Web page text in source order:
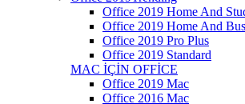
Office 2019 Home And
Office 2019 Home And
Office 2019 Pro Plus
Office 2019 Standard
MAC İÇİN OFFİCE
Office 2019 Mac
Office 2016 Mac